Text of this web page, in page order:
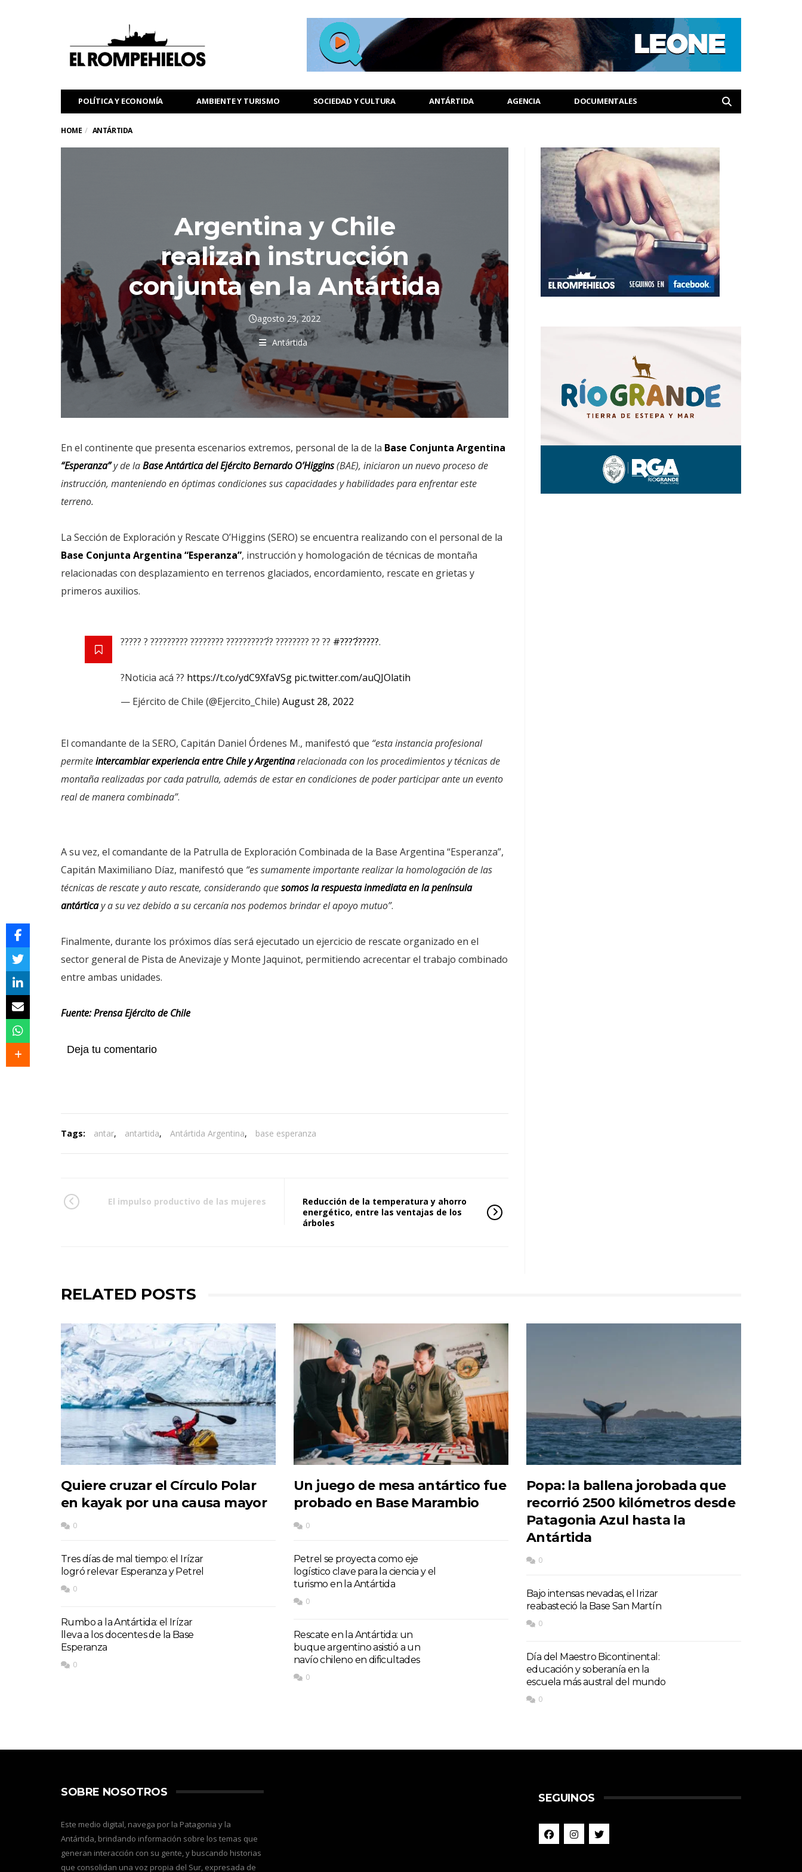
POLÍTICA Y ECONOMÍA AMBIENTE Y TURISMO SOCIEDAD Y CULTURA ANTÁRTIDA AGENCIA DOCUMENTALES
HOME ANTÁRTIDA
Argentina y Chile
realizan instrucción
conjunta en la Antártida
agosto 29, 2022
Antártida
En el continente que presenta escenarios extremos, personal de la de la Base Conjunta Argentina
“Esperanza”y de laBase Antártica del Ejército Bernardo O’Higgins(BAE), iniciaron un nuevo proceso de
instrucción, manteniendo en óptimas condiciones sus capacidades y habilidades para enfrentar este
terreno.
La Sección de Exploración y Rescate O’Higgins (SERO) se encuentra realizando con el personal de la
Base Conjunta Argentina “Esperanza”, instrucción y homologación de técnicas de montaña
relacionadas con desplazamiento en terrenos glaciados, encordamiento, rescate en grietas y
primeros auxilios.
????? ? ????????? ???????? ??????????́? ???????? ?? ?? #????́?????.
?Noticia acá ?? https://t.co/ydC9XfaVSg pic.twitter.com/auQJOlatih
— Ejército de Chile (@Ejercito_Chile) August 28, 2022
El comandante de la SERO, Capitán Daniel Órdenes M., manifestó que “esta instancia profesional
permiteintercambiar experiencia entre Chile y Argentinarelacionada con los procedimientos y técnicas de
montaña realizadas por cada patrulla, además de estar en condiciones de poder participar ante un evento
real de manera combinada”.
A su vez, el comandante de la Patrulla de Exploración Combinada de la Base Argentina “Esperanza”,
Capitán Maximiliano Díaz, manifestó que “es sumamente importante realizar la homologación de las
técnicas de rescate y auto rescate, considerando quesomos la respuesta inmediata en la península
antárticay a su vez debido a su cercanía nos podemos brindar el apoyo mutuo”.
Finalmente, durante los próximos días será ejecutado un ejercicio de rescate organizado en el
sector general de Pista de Anevizaje y Monte Jaquinot, permitiendo acrecentar el trabajo combinado
entre ambas unidades.
Fuente: Prensa Ejército de Chile
Deja tu comentario
Tags: antar, antartida, Antártida Argentina, base esperanza
El impulso productivo de las mujeres
Reducción de la temperatura y ahorro
energético, entre las ventajas de los
árboles
RELATED POSTS
Quiere cruzar el Círculo Polar
en kayak por una causa mayor
0
Tres días de mal tiempo: el Irízar
logró relevar Esperanza y Petrel
0
Rumbo a la Antártida: el Irízar
lleva a los docentes de la Base
Esperanza
0
Un juego de mesa antártico fue
probado en Base Marambio
0
Petrel se proyecta como eje
logístico clave para la ciencia y el
turismo en la Antártida
0
Rescate en la Antártida: un
buque argentino asistió a un
navío chileno en dificultades
0
Popa: la ballena jorobada que
recorrió 2500 kilómetros desde
Patagonia Azul hasta la
Antártida
0
Bajo intensas nevadas, el Irizar
reabasteció la Base San Martín
0
Día del Maestro Bicontinental:
educación y soberanía en la
escuela más austral del mundo
0
SOBRE NOSOTROS
Este medio digital, navega por la Patagonia y la
Antártida, brindando información sobre los temas que
generan interacción con su gente, y buscando historias
que consolidan una voz propia del Sur, expresada de
SEGUINOS